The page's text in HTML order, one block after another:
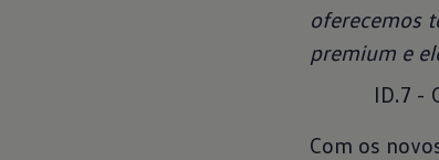
oferecemos
premium e
ID.7 -
Com os